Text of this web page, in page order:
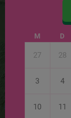
M D
27 28
3 4
10 11